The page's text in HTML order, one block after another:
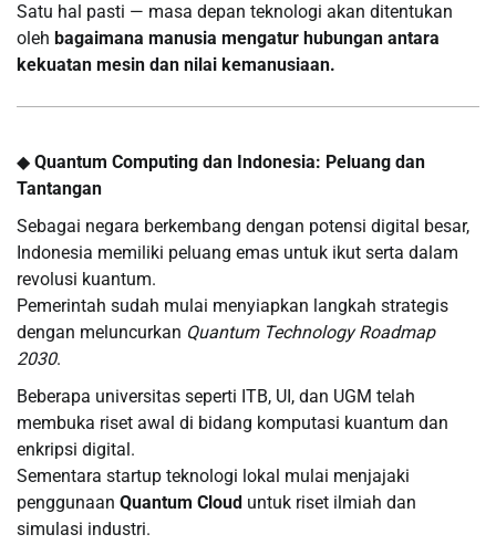
Satu hal pasti — masa depan teknologi akan ditentukan
oleh bagaimana manusia mengatur hubungan antara
kekuatan mesin dan nilai kemanusiaan.
◆ Quantum Computing dan Indonesia: Peluang dan
Tantangan
Sebagai negara berkembang dengan potensi digital besar,
Indonesia memiliki peluang emas untuk ikut serta dalam
revolusi kuantum.
Pemerintah sudah mulai menyiapkan langkah strategis
dengan meluncurkan Quantum Technology Roadmap
2030.
Beberapa universitas seperti ITB, UI, dan UGM telah
membuka riset awal di bidang komputasi kuantum dan
enkripsi digital.
Sementara startup teknologi lokal mulai menjajaki
penggunaan Quantum Cloud untuk riset ilmiah dan
simulasi industri.